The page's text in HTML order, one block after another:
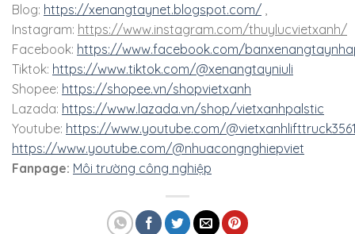
Blog: https://xenangtaynet.blogspot.com/ ,
Instagram: https://www.instagram.com/thuylucvietxanh/
Facebook: https://www.facebook.com/
Tiktok: https://www.tiktok.com/@xenangtayniuli
Shopee: https://shopee.vn/shopvietxanh
Lazada: https://www.lazada.vn/shop/vietxanhpalstic
Youtube: https://www.youtube.com/
https://www.youtube.com/@nhuacongnghiepviet
Fanpage: Môi trường công nghiệp